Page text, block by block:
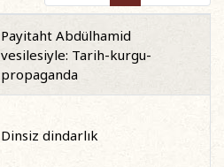
Payitaht Abdülhamid
vesilesiyle: Tarih-kurgu-
propaganda
Dinsiz dindarlık